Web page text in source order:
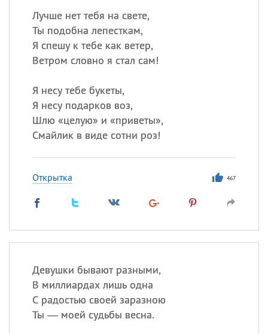
Лучше нет тебя на свете,
Ты подобна лепесткам,
Я спешу к тебе как ветер,
Ветром словно я стал сам!
Я несу тебе букеты,
Я несу подарков воз,
Шлю «целую» и «приветы»,
Смайлик в виде сотни роз!
Открытка 467
Девушки бывают разными,
В миллиардах лишь одна
С радостью своей заразною
Ты — моей судьбы весна.